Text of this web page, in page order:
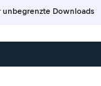
Downloads